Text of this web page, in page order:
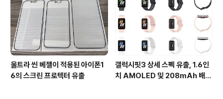
울트라 씬 베젤이 적용된 아이폰1
6의 스크린 프로텍터 유출
갤럭시핏3 상세 스펙 유출, 1.6인
치 AMOLED 및 208mAh 배터